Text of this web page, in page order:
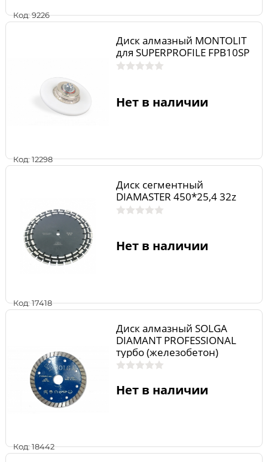
Код: 9226
Код: 12298
Диск алмазный MONTOLIT
для SUPERPROFILE FPB10SP
Нет в наличии
Код: 17418
Диск сегментный
DIAMASTER 450*25,4 32z
Нет в наличии
Код: 18442
Диск алмазный SOLGA
DIAMANT PROFESSIONAL
турбо (железобетон)
125мм/22,23
Нет в наличии